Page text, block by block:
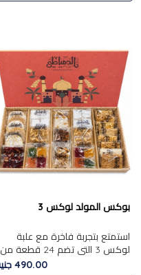
بوكس المولد لوكس 3
استمتع بتجربة فاخرة مع علبة
لوكس 3 التي تضم 24 قطعة من
أشهر حلويات المولد الشرقية
490.00 جنيه